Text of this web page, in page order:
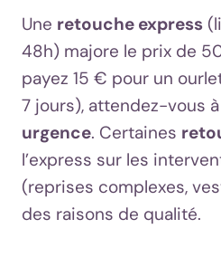
Une retouche express
48h) majore le prix de
payez 15 € pour un
7 jours), attendez-vous
urgence. Certaines
l’express sur les
(reprises complexes,
des raisons de qualité.